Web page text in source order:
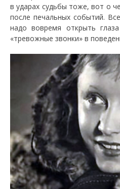
в ударах судьбы тоже, вот о
после печальных событий.
надо вовремя открыть
«тревожные звонки» в